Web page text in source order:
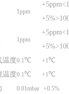
1ppm
1ppm
温度0.1℃ +1℃
温度0.1℃ +1℃
0.01mbar +0.5%